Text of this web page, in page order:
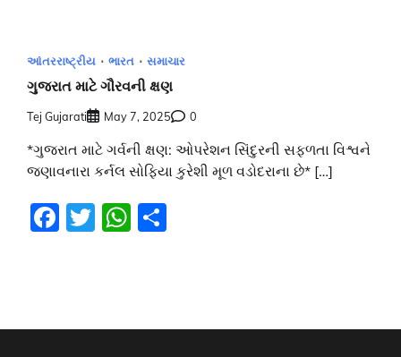
આંતરરાષ્ટ્રીય ભારત સમાચાર
ગુજરાત માટે ગૌરવની ક્ષણ
Tej Gujarati May 7, 2025 0
*ગુજરાત માટે ગર્વની ક્ષણ: ઓપરેશન સિંદુરની સફળતા વિશ્વને
જણાવનારા કર્નલ સોફિયા કુરેશી મૂળ વડોદરાના છે* […]
Facebook
TwitterWhatsApp